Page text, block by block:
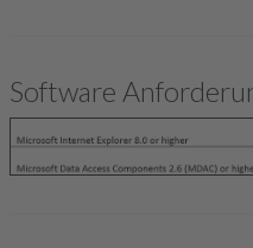
Software